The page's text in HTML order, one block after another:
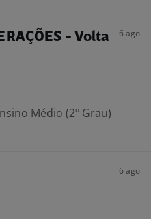
- Volta
6 ago
Médio (2º Grau)
6 ago